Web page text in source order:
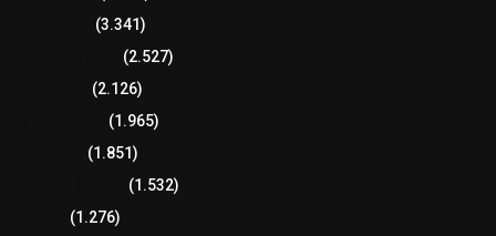
(3.341)
(2.527)
(2.126)
(1.965)
(1.851)
(1.532)
(1.276)